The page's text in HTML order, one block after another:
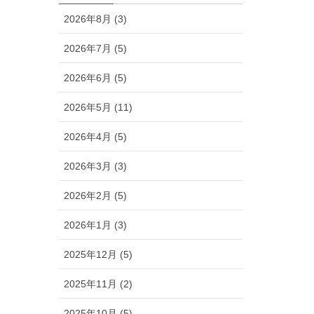
2026年8月 (3)
2026年7月 (5)
2026年6月 (5)
2026年5月 (11)
2026年4月 (5)
2026年3月 (3)
2026年2月 (5)
2026年1月 (3)
2025年12月 (5)
2025年11月 (2)